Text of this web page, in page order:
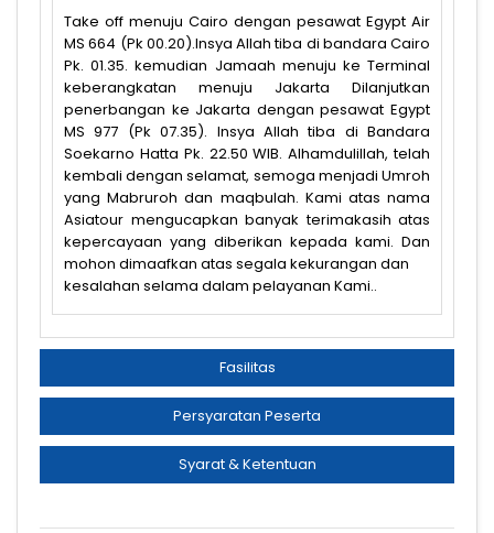
Take off menuju Cairo dengan pesawat Egypt Air
MS 664 (Pk 00.20).Insya Allah tiba di bandara Cairo
Pk. 01.35. kemudian Jamaah menuju ke Terminal
keberangkatan menuju Jakarta Dilanjutkan
penerbangan ke Jakarta dengan pesawat Egypt
MS 977 (Pk 07.35). Insya Allah tiba di Bandara
Soekarno Hatta Pk. 22.50 WIB. Alhamdulillah, telah
kembali dengan selamat, semoga menjadi Umroh
yang Mabruroh dan maqbulah. Kami atas nama
Asiatour mengucapkan banyak terimakasih atas
kepercayaan yang diberikan kepada kami. Dan
mohon dimaafkan atas segala kekurangan dan
kesalahan selama dalam pelayanan Kami..
Fasilitas
Persyaratan Peserta
Syarat & Ketentuan